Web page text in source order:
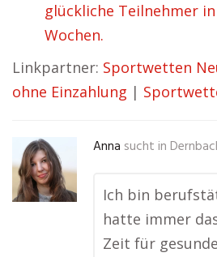
glückliche Teilnehmer
Wochen.
Linkpartner: Sportwetten
ohne Einzahlung |
Anna sucht in
Ich bin
hatte immer
Zeit für